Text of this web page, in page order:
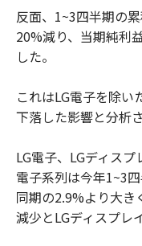
反面、1~3四半期の
20%減り、当期純利
した。
これはLG電子を除
下落した影響と分析
LG電子、LGディス
電子系列は今年1~3
同期の2.9%より大き
減少とLGディスプレ